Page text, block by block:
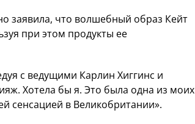
заявила, что волшебный образ Кейт
при этом продукты ее
с ведущими Карлин Хиггинс и
Хотела бы я. Это была одна из моих
сенсацией в Великобритании».